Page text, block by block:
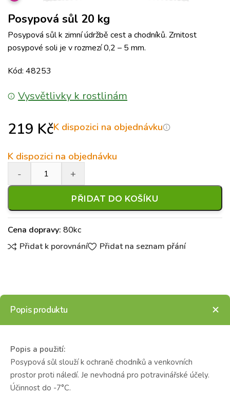
Posypová sůl 20 kg
Posypová sůl k zimní údržbě cest a chodníků. Zrnitost
posypové soli je v rozmezí 0,2 – 5 mm.
Kód: 48253
Vysvětlivky k rostlinám
219 KčK dispozici na objednávku
K dispozici na objednávku
PŘIDAT DO KOŠÍKU
Cena dopravy: 80kc
Přidat k porovnání
Přidat na seznam přání
Popis produktu
Popis a použití:
Posypová sůl slouží k ochraně chodníků a venkovních
prostor proti náledí. Je nevhodná pro potravinářské účely.
Účinnost do -7°C.